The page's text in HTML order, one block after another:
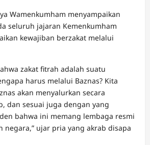
Wamenkumham menyampaikan
seluruh jajaran Kemenkumham
kewajiban berzakat melalui
zakat fitrah adalah suatu
harus melalui Baznas? Kita
akan menyalurkan secara
dan sesuai juga dengan yang
bahwa ini memang lembaga resmi
negara,” ujar pria yang akrab disapa